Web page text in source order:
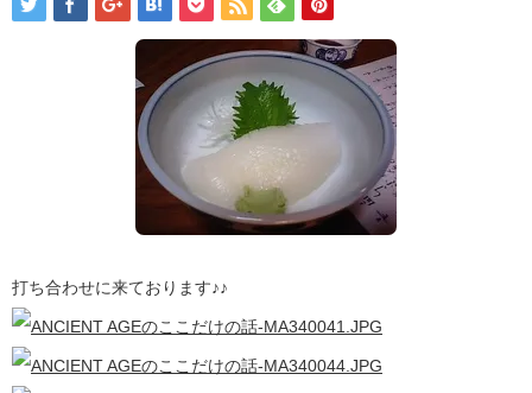
打ち合わせに来ております♪♪